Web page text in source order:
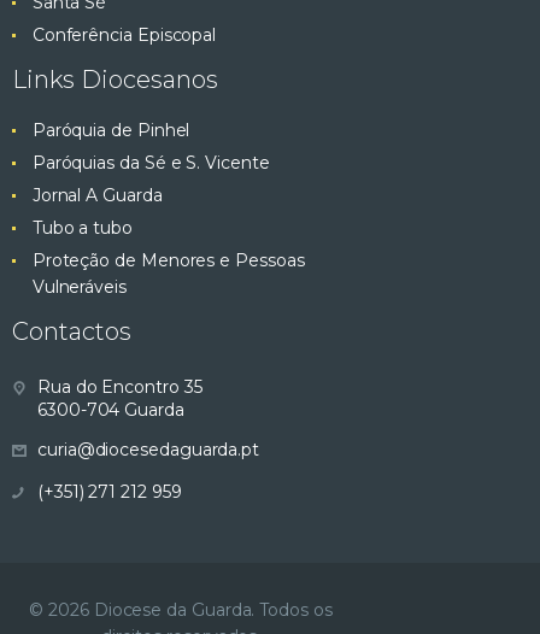
Conferência Episcopal
Links Diocesanos
Paróquia de Pinhel
Paróquias da Sé e S. Vicente
Jornal A Guarda
Tubo a tubo
Proteção de Menores e Pessoas
Vulneráveis
Contactos
Rua do Encontro 35
6300-704 Guarda
curia@diocesedaguarda.pt
(+351) 271 212 959
© 2026 Diocese da Guarda. Todos os